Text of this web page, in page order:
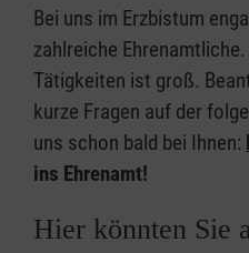
Bei uns im Erzbistum
zahlreiche
Tätigkeiten ist groß.
kurze Fragen auf der
uns schon bald bei Ihnen:
ins Ehrenamt!
Hier könnten Sie